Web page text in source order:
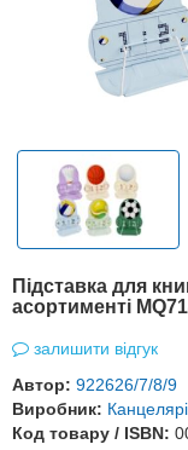
Підставка для
асортименті
залишити відгук
Автор: 922626/7/8/9
Виробник:
Код товару / ISBN: